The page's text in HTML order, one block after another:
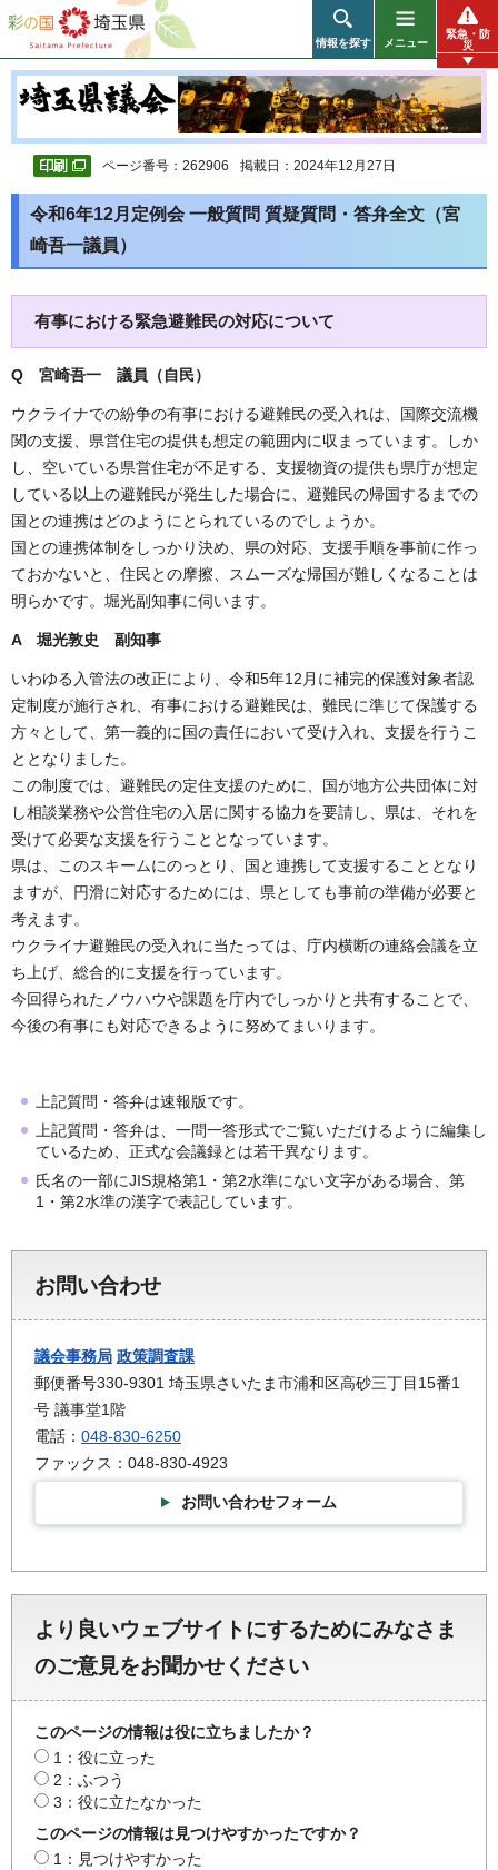
彩の国 埼玉県
情報を探す メニュー
緊急・防
災
ページ番号：262906 掲載日：2024年12月27日
令和6年12月定例会 一般質問 質疑質問・答弁全文（宮
崎吾一議員）
有事における緊急避難民の対応について
Q 宮崎吾一 議員（自民）
ウクライナでの紛争の有事における避難民の受入れは、国際交流機
関の支援、県営住宅の提供も想定の範囲内に収まっています。しか
し、空いている県営住宅が不足する、支援物資の提供も県庁が想定
している以上の避難民が発生した場合に、避難民の帰国するまでの
国との連携はどのようにとられているのでしょうか。
国との連携体制をしっかり決め、県の対応、支援手順を事前に作っ
ておかないと、住民との摩擦、スムーズな帰国が難しくなることは
明らかです。堀光副知事に伺います。
A 堀光敦史 副知事
いわゆる入管法の改正により、令和5年12月に補完的保護対象者認
定制度が施行され、有事における避難民は、難民に準じて保護する
方々として、第一義的に国の責任において受け入れ、支援を行うこ
ととなりました。
この制度では、避難民の定住支援のために、国が地方公共団体に対
し相談業務や公営住宅の入居に関する協力を要請し、県は、それを
受けて必要な支援を行うこととなっています。
県は、このスキームにのっとり、国と連携して支援することとなり
ますが、円滑に対応するためには、県としても事前の準備が必要と
考えます。
ウクライナ避難民の受入れに当たっては、庁内横断の連絡会議を立
ち上げ、総合的に支援を行っています。
今回得られたノウハウや課題を庁内でしっかりと共有することで、
今後の有事にも対応できるように努めてまいります。
上記質問・答弁は速報版です。
上記質問・答弁は、一問一答形式でご覧いただけるように編集し
ているため、正式な会議録とは若干異なります。
氏名の一部にJIS規格第1・第2水準にない文字がある場合、第
1・第2水準の漢字で表記しています。
お問い合わせ
議会事務局 政策調査課
郵便番号330-9301 埼玉県さいたま市浦和区高砂三丁目15番1
号 議事堂1階
電話： 048-830-6250
ファックス：048-830-4923
お問い合わせフォーム
より良いウェブサイトにするためにみなさま
のご意見をお聞かせください
このページの情報は役に立ちましたか？
1：役に立った
2：ふつう
3：役に立たなかった
このページの情報は見つけやすかったですか？
1：見つけやすかった